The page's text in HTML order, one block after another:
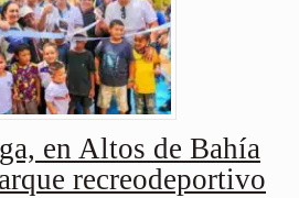
en Altos de Bahía
recreodeportivo